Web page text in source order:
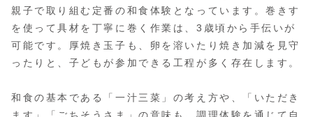
親子で取り組む定番の和食体験となっています。巻きす
を使って具材を丁寧に巻く作業は、3歳頃から手伝いが
可能です。厚焼き玉子も、卵を溶いたり焼き加減を見守
ったりと、子どもが参加できる工程が多く存在します。
和食の基本である「一汁三菜」の考え方や、「いただき